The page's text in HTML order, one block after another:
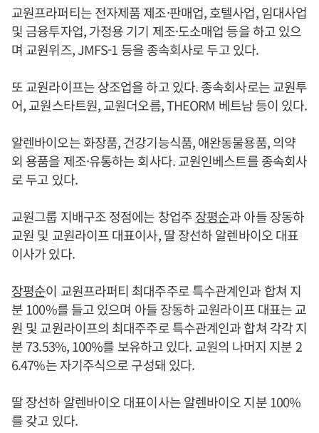
교원프라퍼티는 전자제품 제조·판매업, 호텔사업, 임대사업
및 금융투자업, 가정용 기기 제조·도소매업 등을 하고 있으
며 교원위즈, JMFS-1 등을 종속회사로 두고 있다.
또 교원라이프는 상조업을 하고 있다. 종속회사로는 교원투
어, 교원스타트원, 교원더오름, THEORM 베트남 등이 있다.
알렌바이오는 화장품, 건강기능식품, 애완동물용품, 의약
외 용품을 제조·유통하는 회사다. 교원인베스트를 종속회사
로 두고 있다.
교원그룹 지배구조 정점에는 창업주장평순과 아들 장동하
교원 및 교원라이프 대표이사, 딸 장선하 알렌바이오 대표
이사가 있다.
장평순이 교원프라퍼티 최대주주로 특수관계인과 합쳐 지
분 100%를 들고 있으며 아들 장동하 교원라이프 대표는 교
원 및 교원라이프의 최대주주로 특수관계인과 합쳐 각각 지
분 73.53%, 100%를 보유하고 있다. 교원의 나머지 지분 2
6.47%는 자기주식으로 구성돼 있다.
딸 장선하 알렌바이오 대표이사는 알렌바이오 지분 100%
를 갖고 있다.